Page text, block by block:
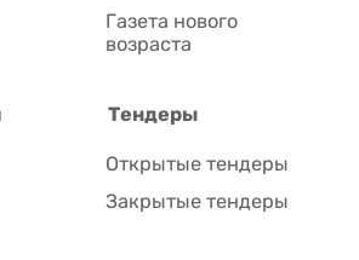
Газета нового
возраста
Тендеры
Открытые тендеры
Закрытые тендеры